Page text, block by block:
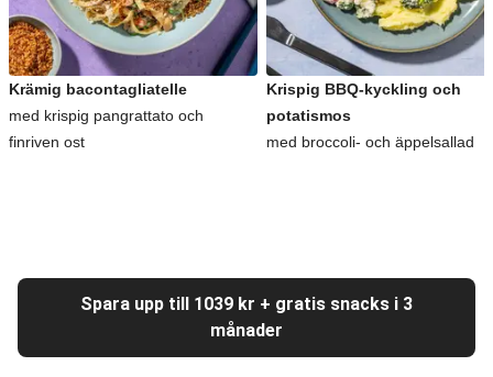
Krämig bacontagliatelle
med krispig pangrattato och
finriven ost
Krispig BBQ-kyckling och
potatismos
med broccoli- och äppelsallad
Spara upp till 1039 kr + gratis snacks i 3
månader